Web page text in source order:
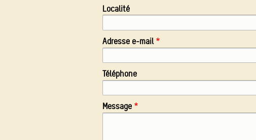
Localité
Adresse e-mail
Téléphone
Message